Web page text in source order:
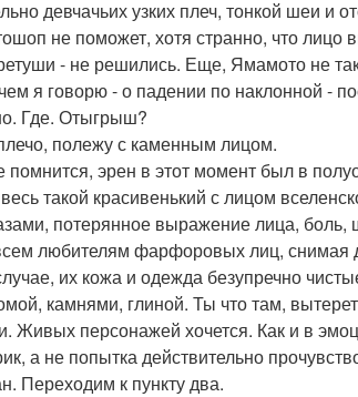
девчачьих узких плеч, тонкой шеи и
не поможет, хотя странно, что лицо
- не решились. Еще, Ямамото не
я говорю - о падении по наклонной -
Где. Отыгрыш?
полежу с каменным лицом.
помнится, эрен в этот момент был в
такой красивенький с лицом
потерянное выражение лица,
любителям фарфоровых лиц, снимая
их кожа и одежда безупречно
камнями, глиной. Ты что там,
Живых персонажей хочется. Как и в
а не попытка действительно
Переходим к пункту два.